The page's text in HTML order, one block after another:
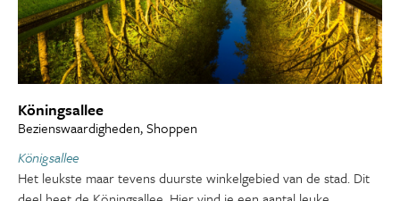
Köningsallee
Bezienswaardigheden, Shoppen
Königsallee
Het leukste maar tevens duurste winkelgebied van de stad. Dit